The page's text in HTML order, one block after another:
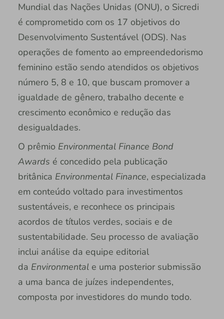
Mundial das Nações Unidas (ONU), o Sicredi
é comprometido com os 17 objetivos do
Desenvolvimento Sustentável (ODS). Nas
operações de fomento ao empreendedorismo
feminino estão sendo atendidos os objetivos
número 5, 8 e 10, que buscam promover a
igualdade de gênero, trabalho decente e
crescimento econômico e redução das
desigualdades.
O prêmio Environmental Finance Bond
Awards é concedido pela publicação
britânica Environmental Finance, especializada
em conteúdo voltado para investimentos
sustentáveis, e reconhece os principais
acordos de títulos verdes, sociais e de
sustentabilidade. Seu processo de avaliação
inclui análise da equipe editorial
da Environmental e uma posterior submissão
a uma banca de juízes independentes,
composta por investidores do mundo todo.